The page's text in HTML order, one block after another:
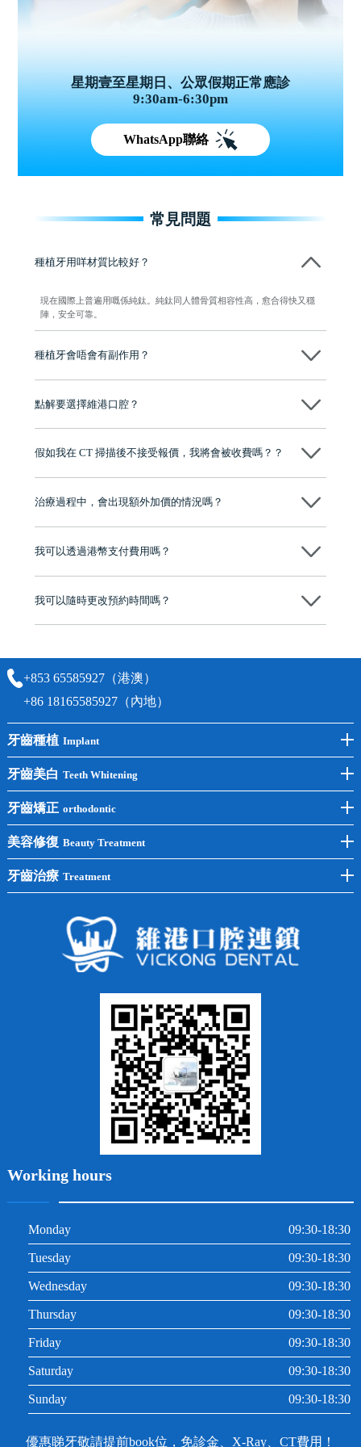
星期壹至星期日、公眾假期正常應診
9:30am-6:30pm
WhatsApp聯絡
常見問題
種植牙用咩材質比較好？
現在國際上普遍用嘅係純鈦。純鈦同人體骨質相容性高，愈合得快又穩
陣，安全可靠。
種植牙會唔會有副作用？
作，會最大化避免一切副作用。
點解要選擇維港口腔？
維港口腔踐行「醫道濟世」的大學校訓，各分院匯聚來自香港、內地的
牌」、「2025香港企業領袖品牌」，是諾貝爾種植系統全球放心植牙中
至今已服務超過三十個國家和地區的顧客，受到粵港澳大灣區及周邊城
市市民極高的口碑評價及信任推薦 珠海、深圳設有八大分院，香港亦設
有咨詢及服務保障中心，有任何問題都可以隨時預約免費咨詢，讓人十
假如我在 CT 掃描後不接受報價，我將會被收費嗎？？
治療過程中，會出現額外加價的情況嗎？
我可以透過港幣支付費用嗎？
我可以隨時更改預約時間嗎？
可以，請盡早通過wechat或whatsapp聯絡我們，告知我們你原本預約的
+853 65585927（港澳）
+86 18165585927（內地）
牙齒種植 Implant
前牙種植
後牙種植
單顆種植
半口種植
全口種植
牙齒美白 Teeth Whitening
冷光美白
洗牙
四環素牙
常見問題
牙齒矯正 orthodontic
牙齒矯正
兒童矯正
牙列不齊
美容修復 Beauty Treatment
全瓷牙
牙齒治療 Treatment
Working hours
Monday 09:30-18:30
Tuesday 09:30-18:30
Wednesday 09:30-18:30
Thursday 09:30-18:30
Friday 09:30-18:30
Saturday 09:30-18:30
Sunday 09:30-18:30
優惠睇牙敬請提前book位，免診金、X-Ray、CT費用！